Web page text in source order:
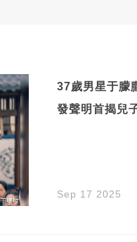
37歲男星于朦
發聲明首揭兒
Sep 17 2025